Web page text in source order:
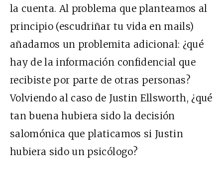
la cuenta. Al problema que planteamos al
principio (escudriñar tu vida en mails)
añadamos un problemita adicional: ¿qué
hay de la información confidencial que
recibiste por parte de otras personas?
Volviendo al caso de Justin Ellsworth, ¿qué
tan buena hubiera sido la decisión
salomónica que platicamos si Justin
hubiera sido un psicólogo?